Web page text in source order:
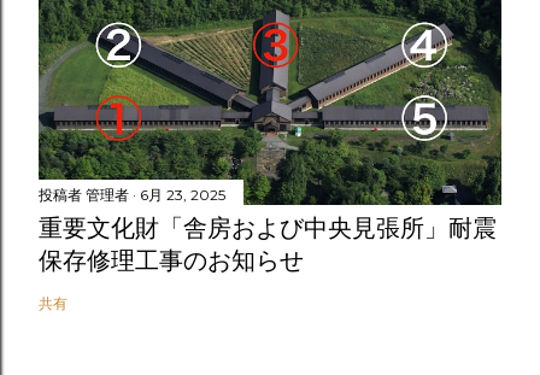
投稿者 管理者 6月 23, 2025
重要文化財「舎房および中央見張所」耐震
保存修理工事のお知らせ
共有